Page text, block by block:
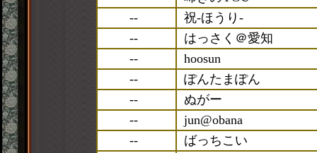
--
祝-ほうり-
--
はっさく＠愛知
--
hoosun
--
ぽんたまぽん
--
ぬがー
--
jun@obana
--
ばっちこい